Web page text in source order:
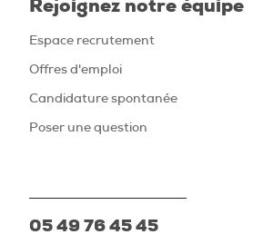
Rejoignez notre équipe
Espace recrutement
Offres d'emploi
Candidature spontanée
Poser une question
05 49 76 45 45